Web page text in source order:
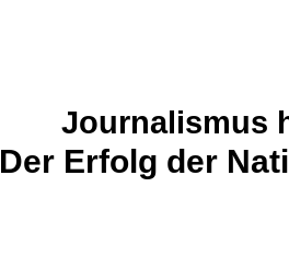
Journalismus
Der Erfolg der